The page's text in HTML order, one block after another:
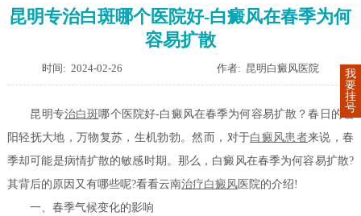
昆明专治白斑哪个医院好-白癜风在春季为何
容易扩散
时间: 2024-02-26 作者: 昆明白癜风医院
昆明专治白斑哪个医院好-白癜风在春季为何容易扩散？春日的暖
阳轻抚大地，万物复苏，生机勃勃。然而，对于白癜风患者来说，春
季却可能是病情扩散的敏感时期。那么，白癜风在春季为何容易扩散?
其背后的原因又有哪些呢?看看云南治疗白癜风 医院的介绍!
一、春季气候变化的影响
我
要
挂
号